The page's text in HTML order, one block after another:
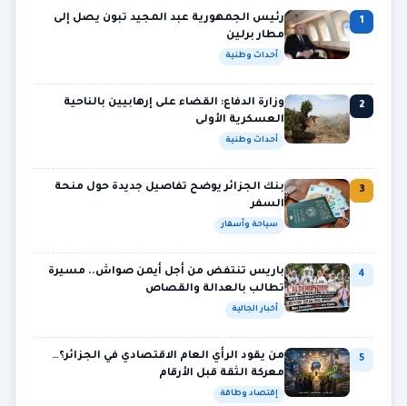
1
رئيس الجمهورية عبد المجيد تبون يصل إلى
مطار برلين
أحداث وطنية
2
وزارة الدفاع: القضاء على إرهابيين بالناحية
العسكرية الأولى
أحداث وطنية
3
بنك الجزائر يوضح تفاصيل جديدة حول منحة
السفر
سياحة وأسفار
4
باريس تنتفض من أجل أيمن صواش.. مسيرة
تطالب بالعدالة والقصاص
أخبار الجالية
5
من يقود الرأي العام الاقتصادي في الجزائر؟…
معركة الثقة قبل الأرقام
إقتصاد وطاقة